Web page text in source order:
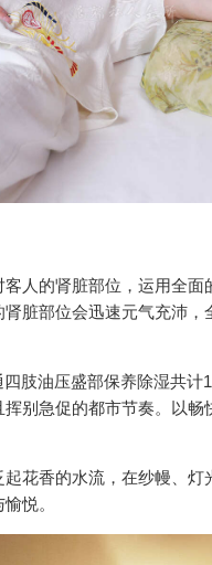
人的肾脏部位，运用全
脏部位会迅速元气充沛
肢油压盛部保养除湿共
别急促的都市节奏。以
花香的水流，在纱幔、
悦。